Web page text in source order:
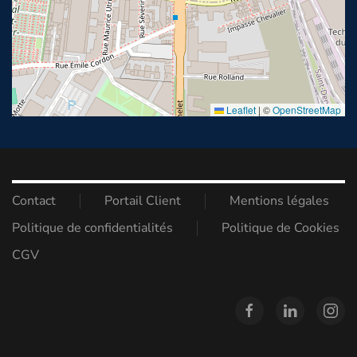
Leaflet |©OpenStreetMap
Contact Portail Client
Mentions légales
Politique de confidentialités
Politique de Cookies
CGV